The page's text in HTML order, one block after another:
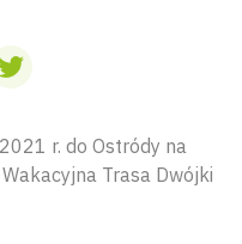
r. do Ostródy na
Trasa Dwójki